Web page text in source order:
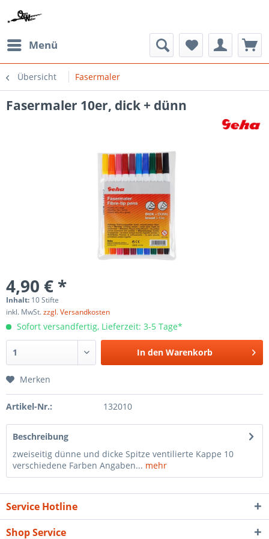
Menü
Übersicht Fasermaler
Fasermaler 10er, dick + dünn
4,90 € *
Inhalt: 10 Stifte
inkl. MwSt.zzgl. Versandkosten
Sofort versandfertig, Lieferzeit: 3-5 Tage*
In den Warenkorb
Merken
Artikel-Nr.: 132010
Beschreibung
zweiseitig dünne und dicke Spitze ventilierte Kappe 10
verschiedene Farben Angaben... mehr
Service Hotline
Shop Service